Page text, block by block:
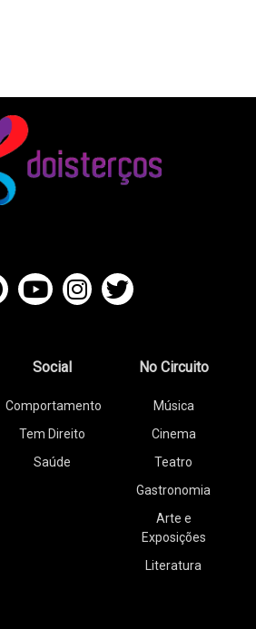
Social
Comportamento
Tem Direito
Saúde
No Circuito
Música
Cinema
Teatro
Gastronomia
Arte e
Exposições
Literatura